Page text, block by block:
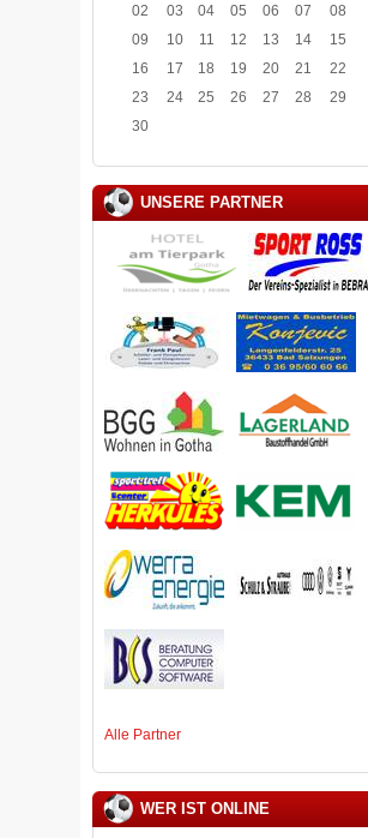
02
03 04 05 06 07
08
09
10 11 12 13 14
15
16
17 18 19 20 21
22
23
24 25 26 27 28
29
30
UNSERE PARTNER
Alle Partner
WER IST ONLINE